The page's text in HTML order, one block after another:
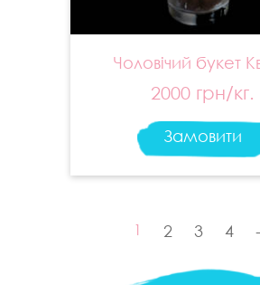
Чоловічий букет
2000 грн/кг.
Замовити
1 2 3 4